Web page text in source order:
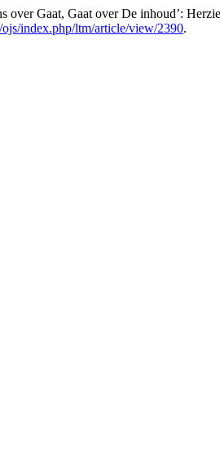
over Gaat, Gaat over De inhoud’:
index.php/ltm/article/view/2390.